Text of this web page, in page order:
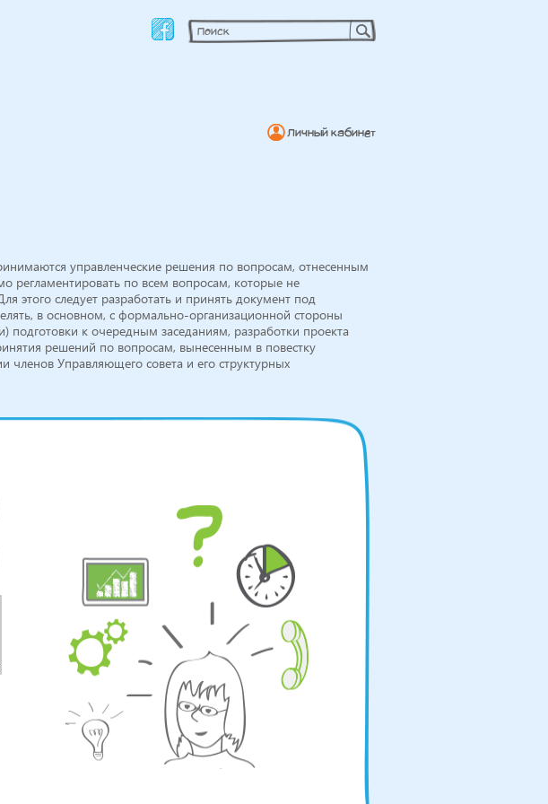
Личный кабинет
управленческие решения по вопросам, отнесенным
регламентировать по всем вопросам, которые не
следует разработать и принять документ под
в основном, с формально-организационной стороны
подготовки к очередным заседаниям, разработки проекта
решений по вопросам, вынесенным в повестку
членов Управляющего совета и его структурных